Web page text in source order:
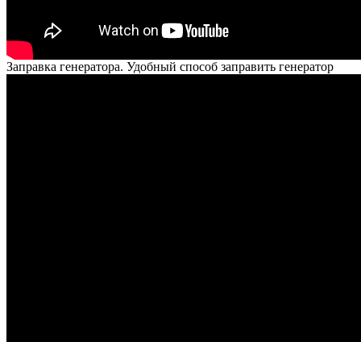
Заправка генератора. Удобный способ заправить генератор